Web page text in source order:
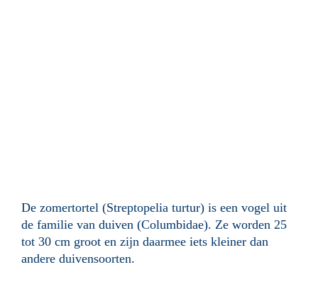
De zomertortel (Streptopelia turtur) is een vogel uit
de familie van duiven (Columbidae). Ze worden 25
tot 30 cm groot en zijn daarmee iets kleiner dan
andere duivensoorten.